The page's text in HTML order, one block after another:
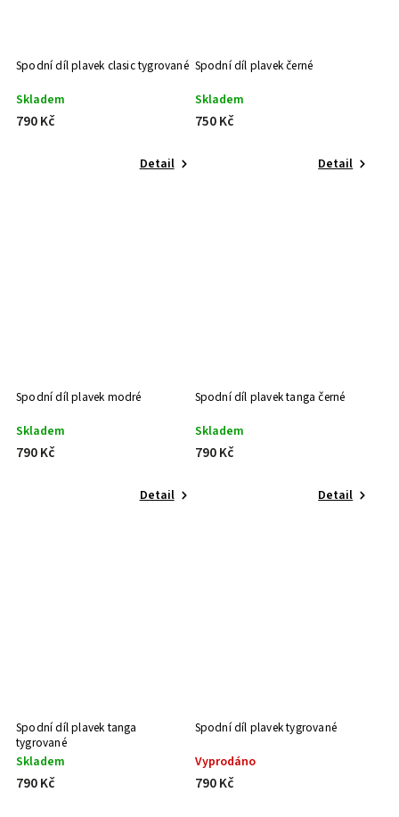
Spodní díl plavek clasic tygrované
Skladem
790 Kč
Detail
Spodní díl plavek černé
Skladem
750 Kč
Detail
Spodní díl plavek modré
Skladem
790 Kč
Detail
Spodní díl plavek tanga černé
Skladem
790 Kč
Detail
Spodní díl plavek tanga
tygrované
Skladem
790 Kč
Spodní díl plavek tygrované
Vyprodáno
790 Kč